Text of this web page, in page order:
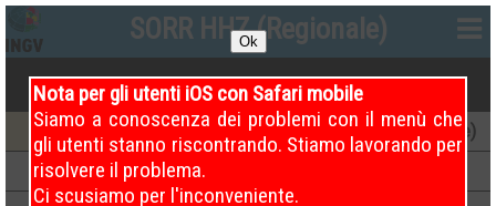
SORR HHZ (Regionale)
Ok
Nota per gli utenti iOS con Safari mobile
Siamo a conoscenza dei problemi con il menù che
gli utenti stanno riscontrando. Stiamo lavorando per
risolvere il problema.
Ci scusiamo per l'inconveniente.
7/8/202600 – 04 7/8/202604 – 08 (Attuale)
6 /8/202604 – 08